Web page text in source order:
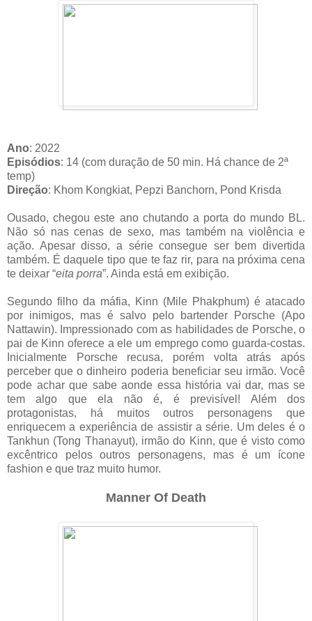
Ano: 2022
Episódios: 14 (com duração de 50 min. Há chance de 2ª
temp)
Direção: Khom Kongkiat, Pepzi Banchorn, Pond Krisda
Ousado, chegou este ano chutando a porta do mundo BL.
Não só nas cenas de sexo, mas também na violência e
ação. Apesar disso, a série consegue ser bem divertida
também. É daquele tipo que te faz rir, para na próxima cena
te deixar “eita porra”. Ainda está em exibição.
Segundo filho da máfia, Kinn (Mile Phakphum) é atacado
por inimigos, mas é salvo pelo bartender Porsche (Apo
Nattawin). Impressionado com as habilidades de Porsche, o
pai de Kinn oferece a ele um emprego como guarda-costas.
Inicialmente Porsche recusa, porém volta atrás após
perceber que o dinheiro poderia beneficiar seu irmão. Você
pode achar que sabe aonde essa história vai dar, mas se
tem algo que ela não é, é previsível! Além dos
protagonistas, há muitos outros personagens que
enriquecem a experiência de assistir a série. Um deles é o
Tankhun (Tong Thanayut), irmão do Kinn, que é visto como
excêntrico pelos outros personagens, mas é um ícone
fashion e que traz muito humor.
Manner Of Death